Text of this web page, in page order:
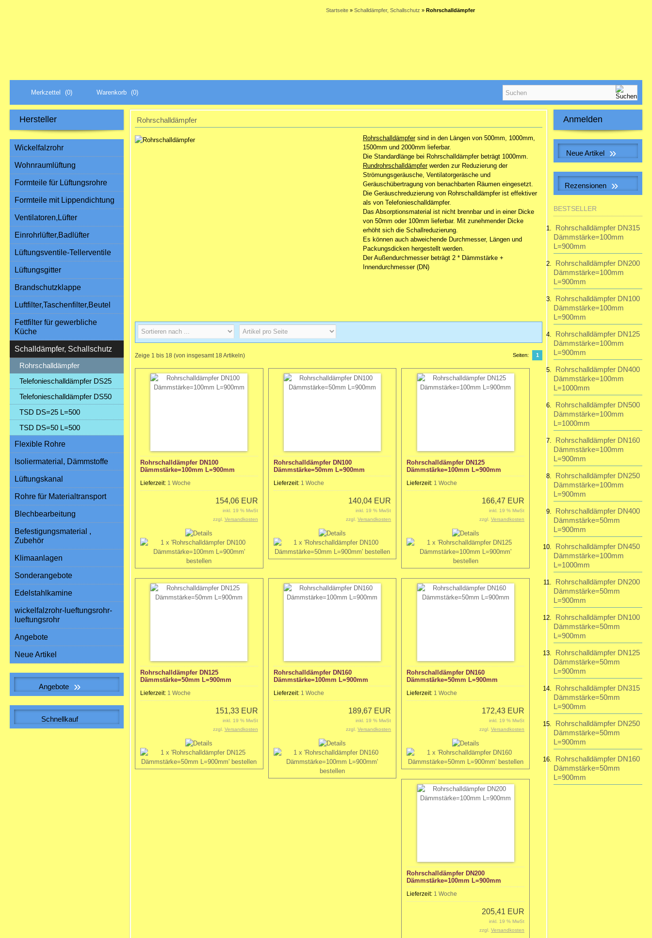
Startseite» Schalldämpfer, Schallschutz » Rohrschalldämpfer
Warenkorb (0)
Merkzettel (0)
Rohrschalldämpfer
Rohrschalldämpfersind in den Längen von 500mm, 1000mm,
1500mm und 2000mm lieferbar.
Die Standardlänge bei Rohrschalldämpferbeträgt 1000mm.
Rundrohrschalldämpferwerden zur Reduzierung der
Strömungsgeräusche, Ventilatorgeräsche und
Geräuschübertragung von benachbarten Räumen eingesetzt.
Die Geräuschreduzierung von Rohrschalldämpfer ist effektiver
als von Telefonieschalldämpfer.
Das Absorptionsmaterial ist nicht brennbar und in einer Dicke
von 50mm oder 100mm lieferbar. Mit zunehmender Dicke
erhöht sich die Schallreduzierung.
Es können auch abweichende Durchmesser, Längen und
Packungsdicken hergestellt werden.
Der Außendurchmesser beträgt 2 * Dämmstärke +
Innendurchmesser (DN)
Zeige 1 bis 18 (von insgesamt 18 Artikeln) Seiten: 1
Rohrschalldämpfer DN100
Dämmstärke=100mm L=900mm
Lieferzeit: 1 Woche
154,06 EUR
inkl. 19 % MwSt
zzgl. Versandkosten
Rohrschalldämpfer DN100
Dämmstärke=50mm L=900mm
Lieferzeit: 1 Woche
140,04 EUR
inkl. 19 % MwSt
zzgl.Versandkosten
Rohrschalldämpfer DN125
Dämmstärke=100mm L=900mm
Lieferzeit: 1 Woche
166,47 EUR
inkl. 19 % MwSt
zzgl.Versandkosten
Rohrschalldämpfer DN125
Dämmstärke=50mm L=900mm
Lieferzeit: 1 Woche
151,33 EUR
inkl. 19 % MwSt
zzgl. Versandkosten
Rohrschalldämpfer DN160
Dämmstärke=100mm L=900mm
Lieferzeit: 1 Woche
189,67 EUR
inkl. 19 % MwSt
zzgl.Versandkosten
Rohrschalldämpfer DN160
Dämmstärke=50mm L=900mm
Lieferzeit: 1 Woche
172,43 EUR
inkl. 19 % MwSt
zzgl.Versandkosten
Rohrschalldämpfer DN200
Dämmstärke=100mm L=900mm
Lieferzeit: 1 Woche
205,41 EUR
inkl. 19 % MwSt
zzgl.Versandkosten
Hersteller
Wickelfalzrohr
Wohnraumlüftung
Formteile für Lüftungsrohre
Formteile mit Lippendichtung
Ventilatoren,Lüfter
Einrohrlüfter,Badlüfter
Lüftungsventile-Tellerventile
Lüftungsgitter
Brandschutzklappe
Luftfilter,Taschenfilter,Beutel
Fettfilter für gewerbliche
Küche
Schalldämpfer, Schallschutz
Rohrschalldämpfer
Telefonieschalldämpfer DS25
Telefonieschalldämpfer DS50
TSD DS=25 L=500
TSD DS=50 L=500
Flexible Rohre
Isoliermaterial, Dämmstoffe
Lüftungskanal
Rohre für Materialtransport
Blechbearbeitung
Befestigungsmaterial ,
Zubehör
Klimaanlagen
Sonderangebote
Edelstahlkamine
wickelfalzrohr-lueftungsrohr-
lueftungsrohr
Angebote
Neue Artikel
Angebote »
WICKELFALZROHR , Lüftungsrohr DN
140
Schnellkauf
Anmelden
Neue Artikel »
Muffe f. Erdwärmetauscherrohr
inkl. 2 Dichtungen
28,32 EUR
Rezensionen »
Super Ware und
unschlagbarer Preis. Hier
stimmt die Qualität
BESTSELLER
Rohrschalldämpfer DN315
Dämmstärke=100mm
L=900mm
Rohrschalldämpfer DN200
Dämmstärke=100mm
L=900mm
Rohrschalldämpfer DN100
Dämmstärke=100mm
L=900mm
Rohrschalldämpfer DN125
Dämmstärke=100mm
L=900mm
Rohrschalldämpfer DN400
Dämmstärke=100mm
L=1000mm
Rohrschalldämpfer DN500
Dämmstärke=100mm
L=1000mm
Rohrschalldämpfer DN160
Dämmstärke=100mm
L=900mm
Rohrschalldämpfer DN250
Dämmstärke=100mm
L=900mm
Rohrschalldämpfer DN400
Dämmstärke=50mm
L=900mm
Rohrschalldämpfer DN450
Dämmstärke=100mm
L=1000mm
Rohrschalldämpfer DN200
Dämmstärke=50mm
L=900mm
Rohrschalldämpfer DN100
Dämmstärke=50mm
L=900mm
Rohrschalldämpfer DN125
Dämmstärke=50mm
L=900mm
Rohrschalldämpfer DN315
Dämmstärke=50mm
L=900mm
Rohrschalldämpfer DN250
Dämmstärke=50mm
L=900mm
Rohrschalldämpfer DN160
Dämmstärke=50mm
L=900mm